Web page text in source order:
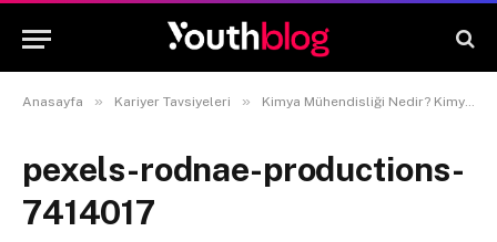
Anasayfa » Kariyer Tavsiyeleri » Kimya Mühendisliği Nedir? Kimya Mühendisleri Neler Yapar?
pexels-rodnae-productions-
7414017